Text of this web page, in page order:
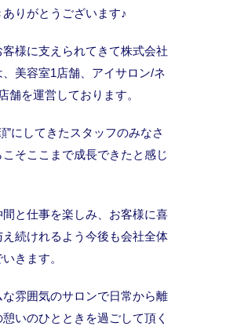
りがとうございます♪
様に支えられてきて株式会社
美容室1店舗、アイサロン/ネ
舗を運営しております。
”にしてきたスタッフのみなさ
こそここまで成長できたと感じ
と仕事を楽しみ、お客様に喜
続けれるよう今後も会社全体
きます。
な雰囲気のサロンで日常から離
いのひとときを過ごして頂く